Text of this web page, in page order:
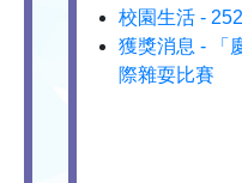
校園生活 -
獲獎消息 - 「
際雜耍比賽